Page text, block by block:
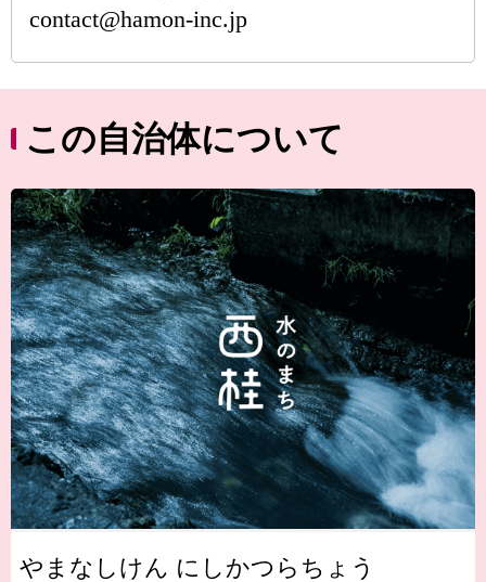
contact@hamon-inc.jp
この自治体について
やまなしけん にしかつらちょう